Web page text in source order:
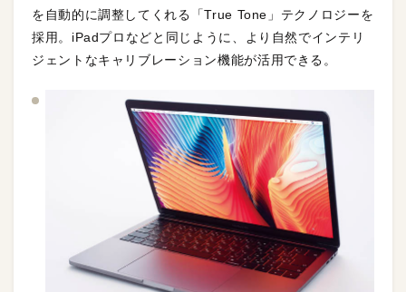
を自動的に調整してくれる「True Tone」テクノロジーを
採用。iPadプロなどと同じように、より自然でインテリ
ジェントなキャリブレーション機能が活用できる。